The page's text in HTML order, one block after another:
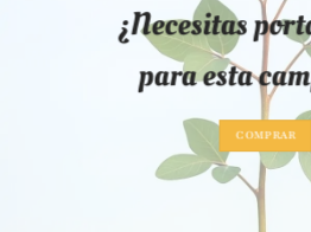
¿Necesitas
para esta
COMPRAR